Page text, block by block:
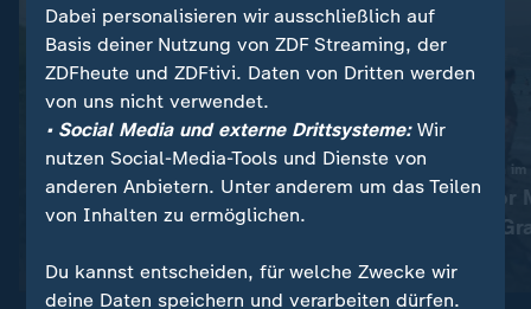
Spanische Polizei:
Mittelmeerraum: Schleuser-
Netzwerk zerschlagen
Video
Rekordtemperaturen
Messungen vor
zeigen 33,02
Video 0:56
Dabei personalisieren wir ausschließlich auf
Basis deiner Nutzung von ZDF Streaming, der
ZDFheute und ZDFtivi. Daten von Dritten werden
von uns nicht verwendet.
• Social Media und externe Drittsysteme:Wir
nutzen Social-Media-Tools und Dienste von
anderen Anbietern. Unter anderem um das Teilen
von Inhalten zu ermöglichen.
Du kannst entscheiden, für welche Zwecke wir
deine Daten speichern und verarbeiten dürfen.